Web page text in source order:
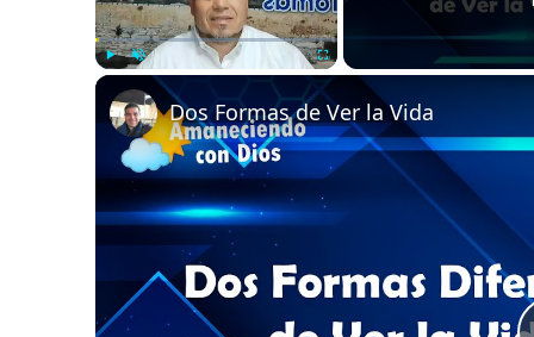
Unmute Fullscreen
Dos Formas de Ver la Vida